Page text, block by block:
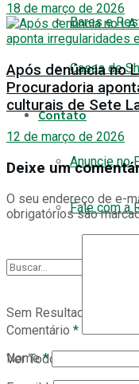
Bares e
Casas de
Contato
Anuncie no
Fale com a
Sem Resultado
Ver Todos os
18 de março de 2026
Após denúncia no
Procuradoria
culturais de Sete
12 de março de 2026
Deixe um
O seu endereço de e-
obrigatórios são
Comentário *
Nome*